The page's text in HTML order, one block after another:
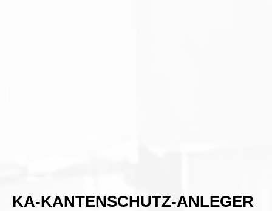
KA-KANTENSCHUTZ-ANLEGER